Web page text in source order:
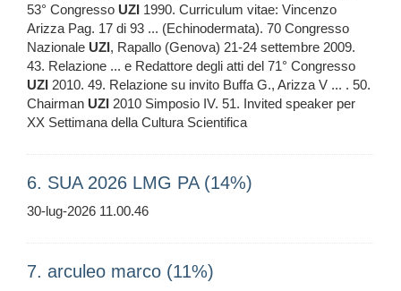
53° Congresso UZI 1990. Curriculum vitae: Vincenzo
Arizza Pag. 17 di 93 ... (Echinodermata). 70 Congresso
Nazionale UZI, Rapallo (Genova) 21-24 settembre 2009.
43. Relazione ... e Redattore degli atti del 71° Congresso
UZI 2010. 49. Relazione su invito Buffa G., Arizza V ... . 50.
Chairman UZI 2010 Simposio IV. 51. Invited speaker per
XX Settimana della Cultura Scientifica
6. SUA 2026 LMG PA (14%)
30-lug-2026 11.00.46
7. arculeo marco (11%)